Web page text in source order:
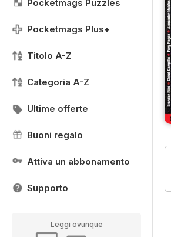
Pocketmags Puzzles
Pocketmags Plus+
Titolo A-Z
Categoria A-Z
Ultime offerte
Buoni regalo
Attiva un abbonamento
Supporto
Leggi ovunque